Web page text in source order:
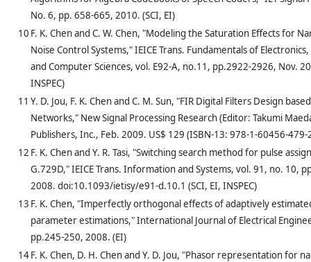
No. 6, pp. 658-665, 2010. (SCI, EI)
10 F. K. Chen and C. W. Chen, "Modeling the Saturation Effects for
Noise Control Systems," IEICE Trans. Fundamentals of
and Computer Sciences, vol. E92-A, no.11, pp.2922-2926, Nov.
INSPEC)
11 Y. D. Jou, F. K. Chen and C. M. Sun, "FIR Digital Filters Design
Networks," New Signal Processing Research (Editor: Takumi
Publishers, Inc., Feb. 2009. US$ 129 (ISBN-13: 978-1-60456-479-
12 F. K. Chen and Y. R. Tasi, "Switching search method for pulse
G.729D," IEICE Trans. Information and Systems, vol. 91, no. 10,
2008. doi:10.1093/ietisy/e91-d.10.1 (SCI, EI, INSPEC)
13 F. K. Chen, "Imperfectly orthogonal effects of adaptively
parameter estimations," International Journal of Electrical
pp.245-250, 2008. (EI)
14F. K. Chen, D. H. Chen and Y. D. Jou, "Phasor representation for